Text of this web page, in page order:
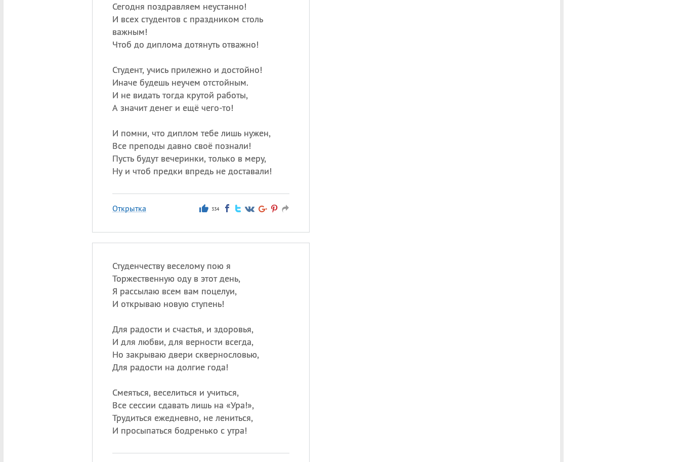
Сегодня поздравляем неустанно!
И всех студентов с праздником столь
важным!
Чтоб до диплома дотянуть отважно!
Студент, учись прилежно и достойно!
Иначе будешь неучем отстойным.
И не видать тогда крутой работы,
А значит денег и ещё чего-то!
И помни, что диплом тебе лишь нужен,
Все преподы давно своё познали!
Пусть будут вечеринки, только в меру,
Ну и чтоб предки впредь не доставали!
Открытка 334
Студенчеству веселому пою я
Торжественную оду в этот день,
Я рассылаю всем вам поцелуи,
И открываю новую ступень!
Для радости и счастья, и здоровья,
И для любви, для верности всегда,
Но закрываю двери сквернословью,
Для радости на долгие года!
Смеяться, веселиться и учиться,
Все сессии сдавать лишь на «Ура!»,
Трудиться ежедневно, не лениться,
И просыпаться бодренько с утра!